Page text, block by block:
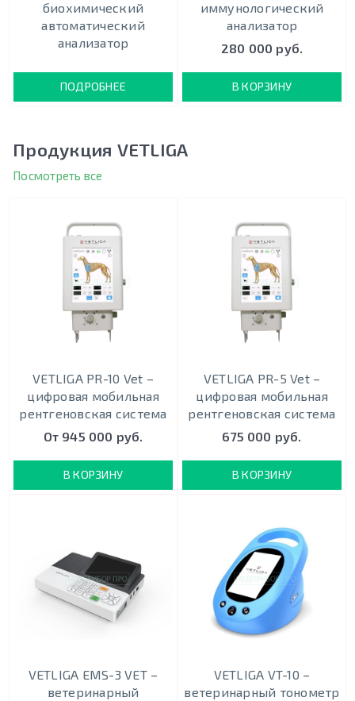
биохимический
автоматический
анализатор
ПОДРОБНЕЕ
иммунологический
анализатор
280 000 руб.
В КОРЗИНУ
Продукция VETLIGA
Посмотреть все
VETLIGA PR-10 Vet –
цифровая мобильная
рентгеновская система
От 945 000 руб.
В КОРЗИНУ
VETLIGA PR-5 Vet –
цифровая мобильная
рентгеновская система
675 000 руб.
В КОРЗИНУ
VETLIGA EMS-3 VET –
ветеринарный
VETLIGA VT-10 –
ветеринарный тонометр